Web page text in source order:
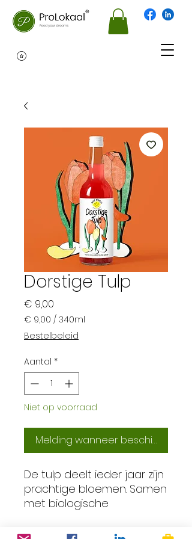
Dorstige Tulp
€ 9,00
€ 9,00 / 340ml
€ 9,00
per
Milliliters
Bestelbeleid
Aantal *
Niet op voorraad
Melding wanneer beschikbaar
De tulp deelt ieder jaar zijn
prachtige bloemen. Samen
met biologische
ervoor dat ze niet op het